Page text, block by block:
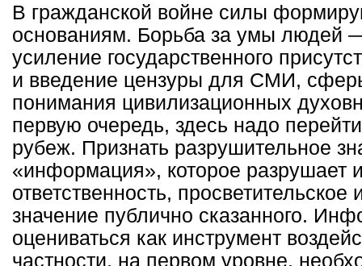
В гражданской войне силы
основаниям. Борьба за умы людей
усиление государственного
и введение цензуры для СМИ,
понимания цивилизационных
первую очередь, здесь надо
рубеж. Признать разрушительное
«информация», которое разрушает
ответственность, просветительское
значение публично сказанного.
оцениваться как инструмент
частности, на первом уровне,